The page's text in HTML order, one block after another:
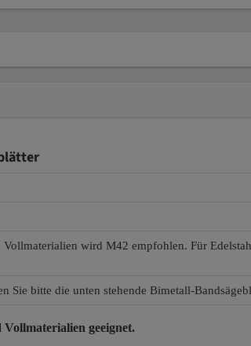
wird M42 empfohlen. Für
Sie bitte die unten stehende Bimetall-
geeignet.